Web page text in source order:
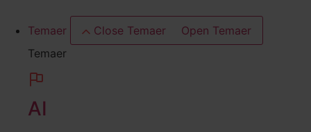
Temaer Close Temaer
Open Temaer
Temaer
AI